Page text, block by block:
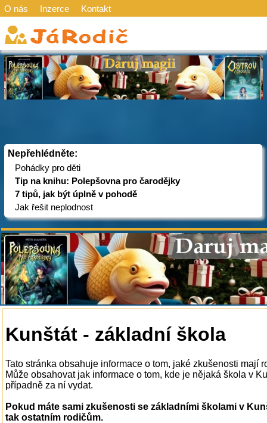
O nás Inzerce Kontakt
Nepřehlédněte:
Pohádky pro děti
Tip na knihu: Polepšovna pro čarodějky
7 tipů, jak být úplně v pohodě
Jak řešit neplodnost
Kunštát - základní škola
Tato stránka obsahuje informace o tom, jaké zkušenosti mají
Může obsahovat jak informace o tom, kde je nějaká škola v
případně za ní vydat.
Pokud máte sami zkušenosti se základními školami v
tak ostatním rodičům.